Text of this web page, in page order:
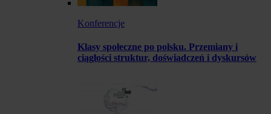
Konferencje
Klasy społeczne po polsku. Przemiany i
ciągłości struktur, doświadczeń i dyskursów